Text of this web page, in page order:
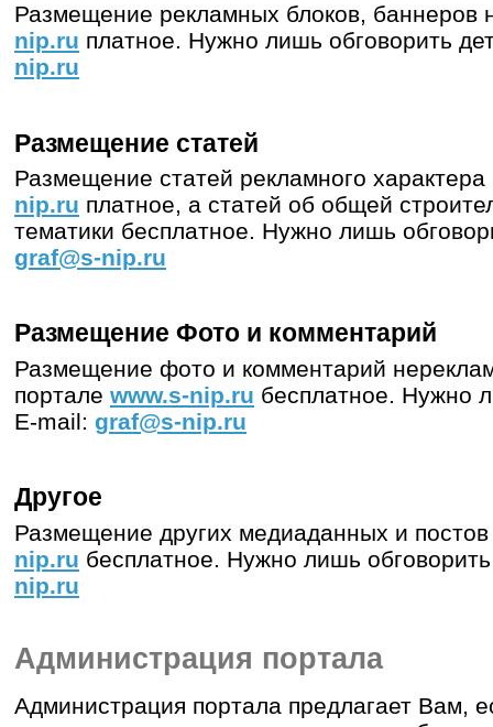
Размещение рекламных блоков, баннеров
nip.ru платное. Нужно лишь обговорить
nip.ru
Размещение статей
Размещение статей рекламного
nip.ru платное, а статей об общей
тематики бесплатное. Нужно лишь
graf@s-nip.ru
Размещение Фото и комментарий
Размещение фото и комментарий
портале www.s-nip.ru бесплатное. Нужно
E-mail: graf@s-nip.ru
Другое
Размещение других медиаданных и
nip.ru бесплатное. Нужно лишь
nip.ru
Администрация портала
Администрация портала предлагает Вам,